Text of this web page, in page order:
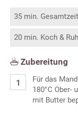
35 min. Gesamtzeit
20 min. Koch &
Zubereitung
Für das
180°C Ober-
mit Butter